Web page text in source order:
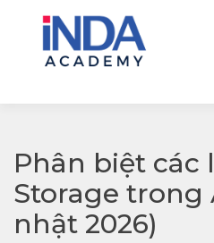
Phân biệt các
Storage trong
nhật 2026)